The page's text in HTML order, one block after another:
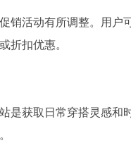
销活动有所调整。用
折扣优惠。
是获取日常穿搭灵感